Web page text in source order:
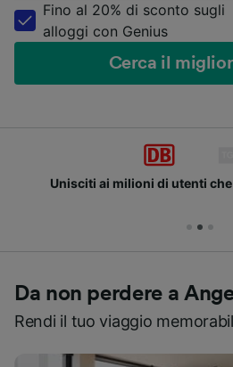
Fino al 20% di sconto sugli
alloggi con Genius
Cerca il
Unisciti ai milioni di utenti
Da non perdere a
Rendi il tuo viaggio